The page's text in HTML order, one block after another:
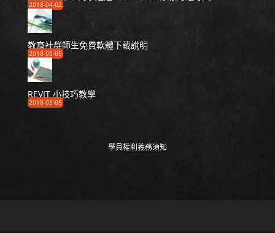
2018-04-02
教育社群師生免費軟體下載說明
2018-03-05
REVIT 小技巧教學
2018-03-05
學員權利義務須知